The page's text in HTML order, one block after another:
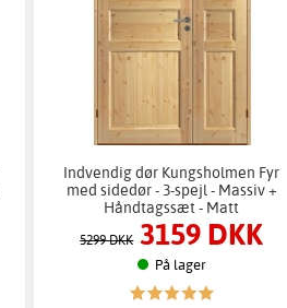
Indvendig dør Kungsholmen Fyr
med sidedør - 3-spejl - Massiv +
Håndtagssæt - Matt
5299 DKK 3159 DKK
På lager